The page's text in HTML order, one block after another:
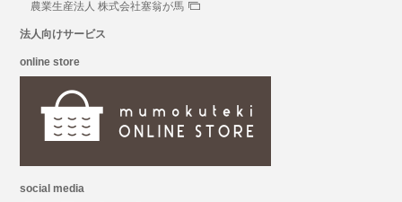
農業生産法人 株式会社塞翁が馬
法人向けサービス
online store
social media